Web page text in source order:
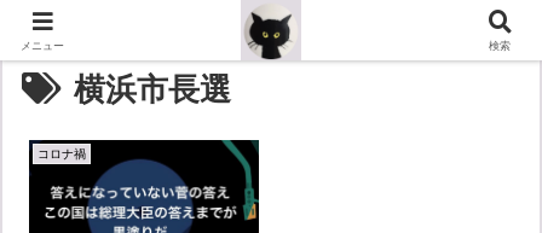
横浜市長選
コロナ禍
メニュー 検索